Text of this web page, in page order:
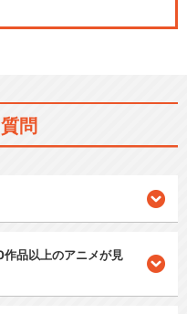
問
品以上のアニメが見